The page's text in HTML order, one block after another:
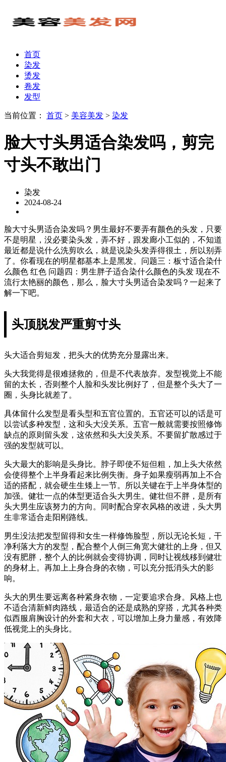
首页
染发
烫发
卷发
发型
当前位置： 首页 > 美容美发 > 染发
脸大寸头男适合染发吗，剪完
寸头不敢出门
染发
2024-08-24
脸大寸头男适合染发吗？男生最好不要弄有颜色的头发，只要
不是明星，没必要染头发，弄不好，跟发廊小工似的，不知道
最近都是说什么洗剪吹么，就是说染头发弄得很土，所以别弄
了。你看现在的明星都基本上是黑发。问题三：板寸适合染什
么颜色 红色 问题四：男生胖子适合染什么颜色的头发 现在不
流行太艳丽的颜色，那么，脸大寸头男适合染发吗？一起来了
解一下吧。
头顶脱发严重剪寸头
头大适合剪短发，把头大的优势充分显露出来。
头大我觉得是很难拯救的，但是不代表放弃。发型视觉上不能
留的太长，否则整个人脸和头发比例好了，但是整个头大了一
圈，头身比就差了。
具体留什么发型是看头型和五官位置的。五官还可以的话是可
以尝试多种发型，这和头大没关系。五官一般就需要按照修饰
缺点的原则留头发，这依然和头大没关系。不要留扩散感过于
强的发型就可以。
头大最大的影响是头身比。脖子即使不短但粗，加上头大依然
会使得整个上半身看起来比例失衡。身子如果瘦弱再加上不合
适的搭配，就会硬生生矮上一节。所以关键在于上半身体型的
加强。健壮一点的体型更适合头大男生。健壮但不胖，是所有
头大男生应该努力的方向。同时配合穿衣风格的改进，头大男
生非常适合走阳刚路线。
男生没法把发型留得和女生一样修饰脸型，所以无论长短，干
净利落大方的发型，配合整个人倒三角宽大健壮的上身，但又
没有肥胖，整个人的比例就会变得协调，同时让视线移到健壮
的身材上。再加上上身合身的衣物，可以充分抵消头大的影
响。
头大的男生要远离各种紧身衣物，一定要追求合身。风格上也
不适合清新鲜肉路线，最适合的还是成熟的穿搭，尤其各种类
似西服肩胸设计的外套和大衣，可以增加上身力量感，有效降
低视觉上的头身比。